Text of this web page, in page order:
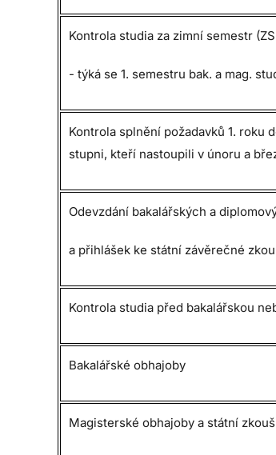
Kontrola studia za zimní semestr
- týká se 1. semestru bak. a mag.
Kontrola splnění požadavků 1. roku
stupni, kteří nastoupili v únoru a
Odevzdání bakalářských a
a přihlášek ke státní závěrečné
Kontrola studia před bakalářskou
Bakalářské obhajoby
Magisterské obhajoby a státní